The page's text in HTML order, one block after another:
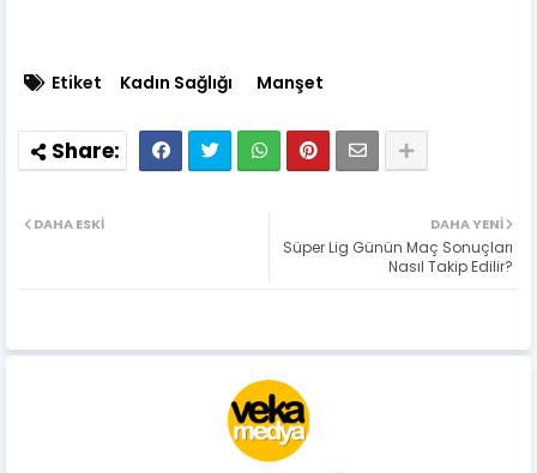
Etiket Kadın Sağlığı Manşet
DAHA YENI
Süper Lig Günün Maç Sonuçları
Nasıl Takip Edilir?
DAHA ESKI